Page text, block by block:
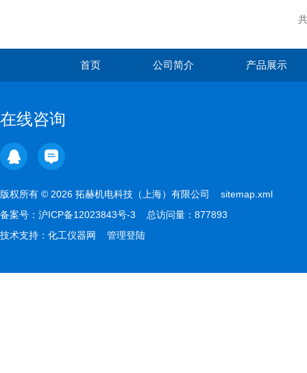
首页 公司简介 产品展示
在线咨询
版权所有 © 2026 拓赫机电科技（上海）有限公司 sitemap.xml
备案号： 沪ICP备12023843号-3 总访问量：877893
技术支持： 化工仪器网 管理登陆